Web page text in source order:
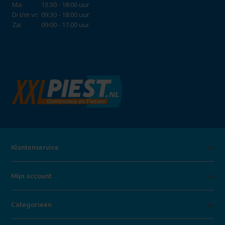
Ma:
13:30 - 18:00 uur
Di t/m vr: 09:30 - 18:00 uur
Za:
09:00 - 17:00 uur
Klantenservice
Mijn account
Categorieën